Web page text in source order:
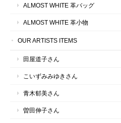
ALMOST WHITE 革バッグ
ALMOST WHITE 革小物
OUR ARTISTS ITEMS
田屋道子さん
こいずみみゆきさん
青木郁美さん
曽田伸子さん